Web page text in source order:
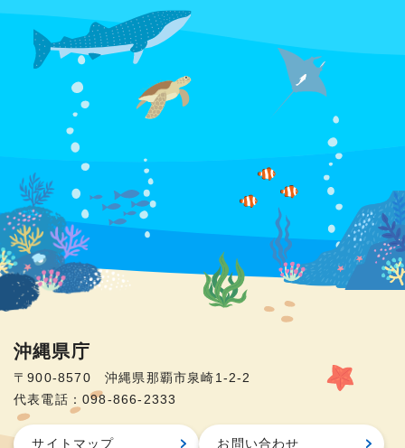
沖縄県庁
〒900-8570 沖縄県那覇市泉崎1-2-2
代表電話：098-866-2333
サイトマップ お問い合わせ